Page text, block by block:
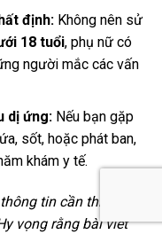
định:Không nên sử
18 tuổi, phụ nữ có
người mắc các vấn
dị ứng: Nếu bạn gặp
sốt, hoặc phát ban,
khám y tế.
tin cần thiết về
vọng rằng bài viết